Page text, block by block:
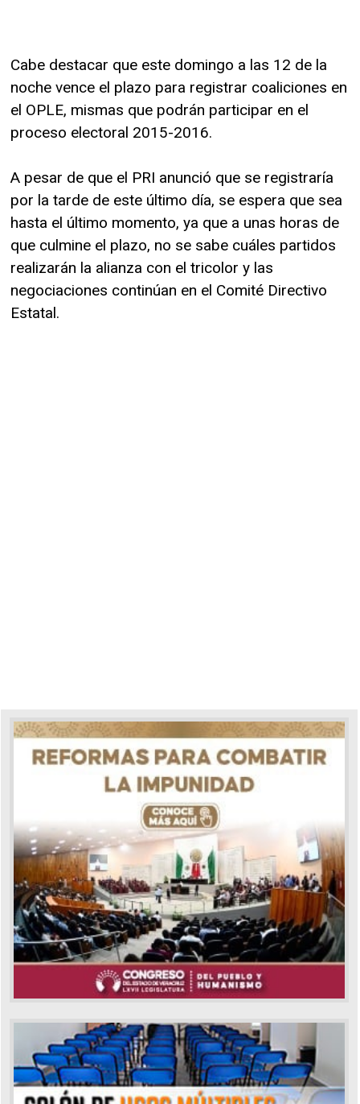
Cabe destacar que este domingo a las 12 de la
noche vence el plazo para registrar coaliciones en
el OPLE, mismas que podrán participar en el
proceso electoral 2015-2016.
A pesar de que el PRI anunció que se registraría
por la tarde de este último día, se espera que sea
hasta el último momento, ya que a unas horas de
que culmine el plazo, no se sabe cuáles partidos
realizarán la alianza con el tricolor y las
negociaciones continúan en el Comité Directivo
Estatal.